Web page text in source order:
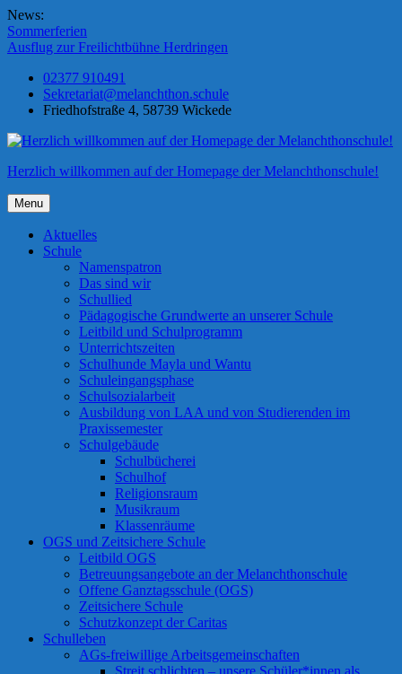
Skip
to
content
News:
Sommerferien
Ausflug zur Freilichtbühne Herdringen
02377 910491
Sekretariat@melanchthon.schule
Friedhofstraße 4, 58739 Wickede
Herzlich willkommen auf der Homepage der Melanchthonschule!
Menu
Aktuelles
Schule
Namenspatron
Das sind wir
Schullied
Pädagogische Grundwerte an unserer Schule
Leitbild und Schulprogramm
Unterrichtszeiten
Schulhunde Mayla und Wantu
Schuleingangsphase
Schulsozialarbeit
Ausbildung von LAA und von Studierenden im
Praxissemester
Schulgebäude
Schulbücherei
Schulhof
Religionsraum
Musikraum
Klassenräume
OGS und Zeitsichere Schule
Leitbild OGS
Betreuungsangebote an der Melanchthonschule
Offene Ganztagsschule (OGS)
Zeitsichere Schule
Schutzkonzept der Caritas
Schulleben
AGs-freiwillige Arbeitsgemeinschaften
Streit schlichten – unsere Schüler*innen als